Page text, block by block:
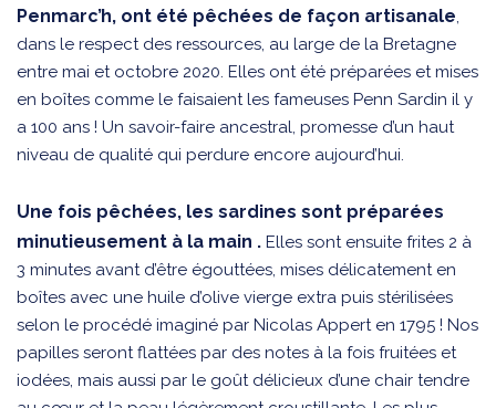
Penmarc’h, ont été pêchées de façon artisanale,
dans le respect des ressources, au large de la Bretagne
entre mai et octobre 2020. Elles ont été préparées et mises
en boîtes comme le faisaient les fameuses Penn Sardin il y
a 100 ans ! Un savoir-faire ancestral, promesse d’un haut
niveau de qualité qui perdure encore aujourd’hui.
Une fois pêchées, les sardines sont préparées
minutieusement à la main . Elles sont ensuite frites 2 à
3 minutes avant d’être égouttées, mises délicatement en
boîtes avec une huile d’olive vierge extra puis stérilisées
selon le procédé imaginé par Nicolas Appert en 1795 ! Nos
papilles seront flattées par des notes à la fois fruitées et
iodées, mais aussi par le goût délicieux d’une chair tendre